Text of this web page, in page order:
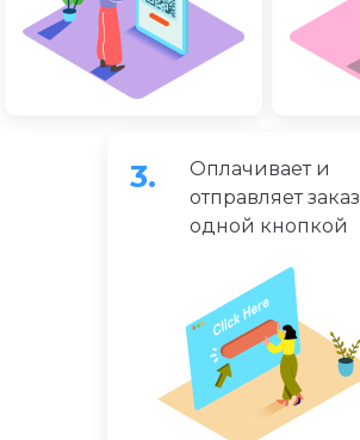
3.
Оплачивает и
отправляет заказ
одной кнопкой